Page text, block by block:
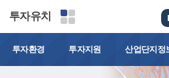
투자유치
투자환경 투자지원 산업단지정